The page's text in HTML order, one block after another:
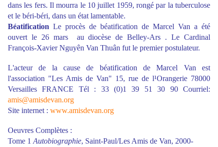
dans les fers. Il mourra le 10 juillet 1959, rongé par la tuberculose
et le béri-béri, dans un état lamentable.
Béatification Le procès de béatification de Marcel Van a été
ouvert le 26 mars au diocèse de Belley-Ars . Le Cardinal
François-Xavier Nguyên Van Thuân fut le premier postulateur.
L'acteur de la cause de béatification de Marcel Van est
l'association "Les Amis de Van" 15, rue de l¹Orangerie 78000
Versailles FRANCE Tél : 33 (0)1 39 51 30 90 Courriel:
amis@amisdevan.org
Site internet : www.amisdevan.org
Oeuvres Complètes :
Tome 1 Autobiographie, Saint-Paul/Les Amis de Van, 2000-